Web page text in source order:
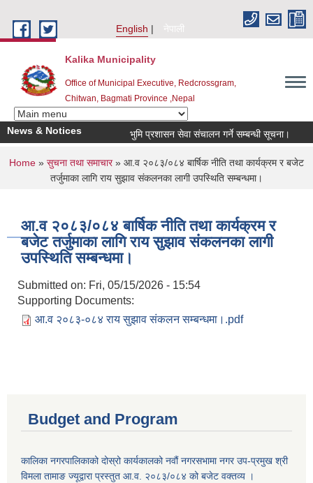
English
नेपाली
Kalika Municipality
Office of Municipal Executive, Redcrossgram,
Chitwan, Bagmati Province ,Nepal
News & Notices भुमि प्रशासन सेवा संचालन गर्ने सम्बन्धी सूचना।
You are here
Home » सुचना तथा समाचार» आ.व २०८३/०८४ बार्षिक नीति तथा कार्यक्रम र बजेट
तर्जुमाका लागि राय सुझाव संकलनका लागी उपस्थिति सम्बन्धमा।
आ.व २०८३/०८४ बार्षिक नीति तथा कार्यक्रम र
बजेट तर्जुमाका लागि राय सुझाव संकलनका लागी
उपस्थिति सम्बन्धमा।
Submitted on: Fri, 05/15/2026 - 15:54
Supporting Documents:
आ.व २०८३-०८४ राय सुझाव संकलन सम्बन्धमा।.pdf
Budget and Program
कालिका नगरपालिकाको दोस्रो कार्यकालको नवौं नगरसभामा नगर उप-प्रमुख श्री
विमला तामाङ ज्यूद्वारा प्रस्तुत आ.व. २०८३/०८४ को बजेट वक्तव्य ।